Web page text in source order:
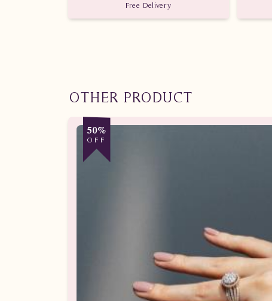
Free Delivery
OTHER PRODUCT
50%
OFF